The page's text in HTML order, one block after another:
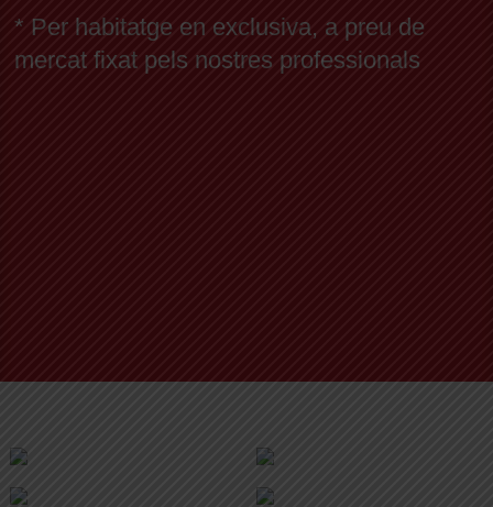
* Per habitatge en exclusiva, a preu de
mercat fixat pels nostres professionals